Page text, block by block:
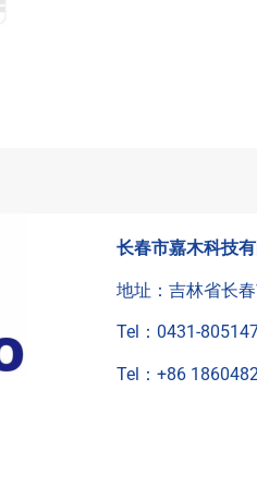
长春市嘉木科技
地址：吉林省长
Tel：0431-
Tel：+86